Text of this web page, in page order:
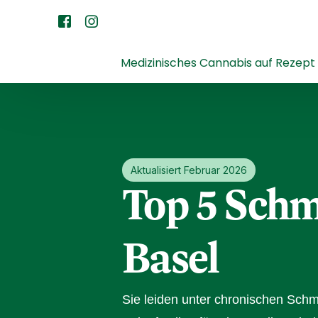
Medizinisches Cannabis auf Rezept
Aktualisiert Februar 2026
Top 5
Basel
Sie leiden unter chronischen